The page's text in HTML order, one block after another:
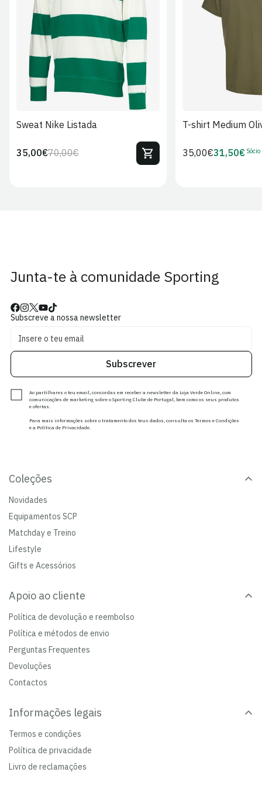
S XL 2XL
Sweat Nike Listada
Preço
70,00€Preço
35,00€
T-shirt Medium
Preço
35,00€Preço
31,50€ Sócio
Junta-te à comunidade Sporting
Subscreve a nossa newsletter
Subscrever
Ao partilhares o teu email, concordas em receber a newsletter da Loja Verde Online, com
comunicações de marketing sobre o Sporting Clube de Portugal, bem como os seus produtos
e ofertas.
Para mais informações sobre o tratamento dos teus dados, consulta os Termos e Condições
e a Política de Privacidade.
Coleções
Novidades
Equipamentos SCP
Matchday e Treino
Lifestyle
Gifts e Acessórios
Apoio ao cliente
Política de devolução e reembolso
Política e métodos de envio
Perguntas Frequentes
Devoluções
Contactos
Informações legais
Termos e condições
Política de privacidade
Livro de reclamações